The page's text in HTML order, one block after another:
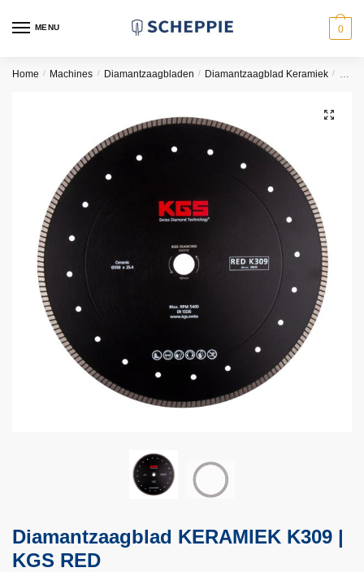
MENU 0
Home / Machines / Diamantzaagbladen / Diamantzaagblad Keramiek /
🔍
Diamantzaagblad KERAMIEK K309 |
KGS RED